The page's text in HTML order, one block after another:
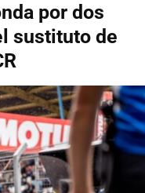
por dos
sustituto de